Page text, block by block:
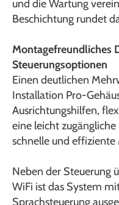
und die Wartung
Beschichtung rundet
Montagefreundliches
Steuerungsoptionen
Einen deutlichen
Installation Pro-
Ausrichtungshilfen,
eine leicht
schnelle und effiziente
Neben der Steuerung
WiFi ist das System
Sprachsteuerung